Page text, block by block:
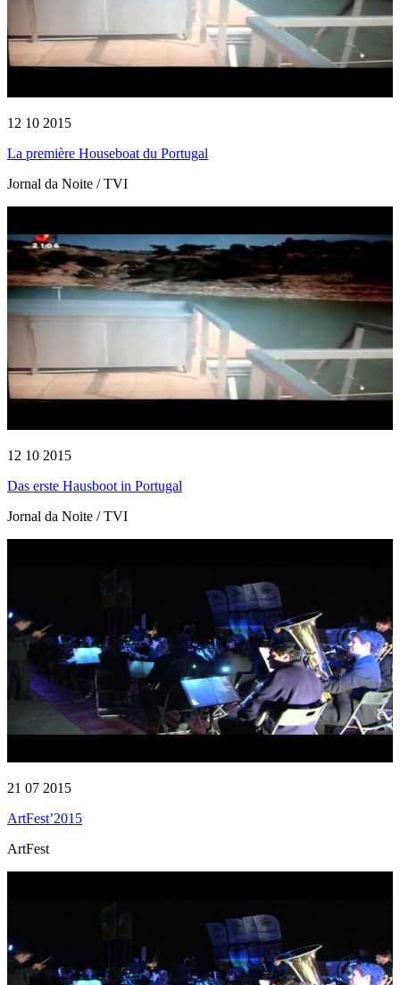
12 10 2015
La première Houseboat du Portugal
Jornal da Noite / TVI
12 10 2015
Das erste Hausboot in Portugal
Jornal da Noite / TVI
21 07 2015
ArtFest’2015
ArtFest